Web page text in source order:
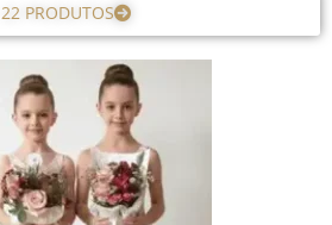
22 PRODUTOS